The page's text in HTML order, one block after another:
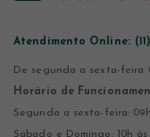
Atendimento Online:
De segunda a sexta-feira
Horário de
Segunda a sexta-feira: 09h
Sábado e Domingo: 10h às